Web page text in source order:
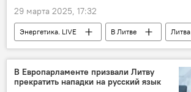
29 марта 2025, 17:32
Энергетика. LIVE В Литве
Литва
энергетика
электроэнергия
электричество
NordBalt
кабель
энергоснабжение
В Европарламенте призвали Литву
прекратить нападки на русский язык